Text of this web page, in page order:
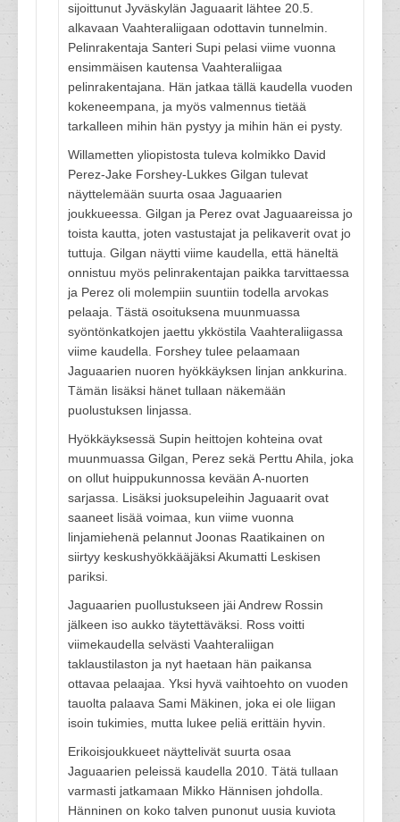
sijoittunut Jyväskylän Jaguaarit lähtee 20.5.
alkavaan Vaahteraliigaan odottavin tunnelmin.
Pelinrakentaja Santeri Supi pelasi viime vuonna
ensimmäisen kautensa Vaahteraliigaa
pelinrakentajana. Hän jatkaa tällä kaudella vuoden
kokeneempana, ja myös valmennus tietää
tarkalleen mihin hän pystyy ja mihin hän ei pysty.
Willametten yliopistosta tuleva kolmikko David
Perez-Jake Forshey-Lukkes Gilgan tulevat
näyttelemään suurta osaa Jaguaarien
joukkueessa. Gilgan ja Perez ovat Jaguaareissa jo
toista kautta, joten vastustajat ja pelikaverit ovat jo
tuttuja. Gilgan näytti viime kaudella, että häneltä
onnistuu myös pelinrakentajan paikka tarvittaessa
ja Perez oli molempiin suuntiin todella arvokas
pelaaja. Tästä osoituksena muunmuassa
syöntönkatkojen jaettu ykköstila Vaahteraliigassa
viime kaudella. Forshey tulee pelaamaan
Jaguaarien nuoren hyökkäyksen linjan ankkurina.
Tämän lisäksi hänet tullaan näkemään
puolustuksen linjassa.
Hyökkäyksessä Supin heittojen kohteina ovat
muunmuassa Gilgan, Perez sekä Perttu Ahila, joka
on ollut huippukunnossa kevään A-nuorten
sarjassa. Lisäksi juoksupeleihin Jaguaarit ovat
saaneet lisää voimaa, kun viime vuonna
linjamiehenä pelannut Joonas Raatikainen on
siirtyy keskushyökkääjäksi Akumatti Leskisen
pariksi.
Jaguaarien puollustukseen jäi Andrew Rossin
jälkeen iso aukko täytettäväksi. Ross voitti
viimekaudella selvästi Vaahteraliigan
taklaustilaston ja nyt haetaan hän paikansa
ottavaa pelaajaa. Yksi hyvä vaihtoehto on vuoden
tauolta palaava Sami Mäkinen, joka ei ole liigan
isoin tukimies, mutta lukee peliä erittäin hyvin.
Erikoisjoukkueet näyttelivät suurta osaa
Jaguaarien peleissä kaudella 2010. Tätä tullaan
varmasti jatkamaan Mikko Hännisen johdolla.
Hänninen on koko talven punonut uusia kuviota